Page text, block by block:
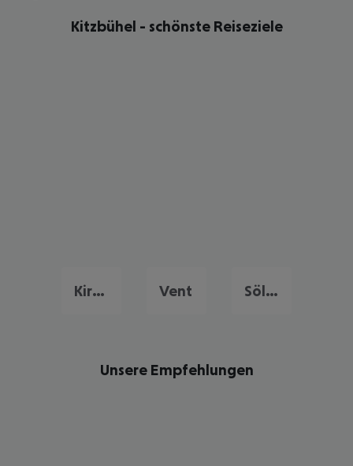
Kitzbühel - schönste Reiseziele
Kirchberg Vent Sölden
Unsere Empfehlungen